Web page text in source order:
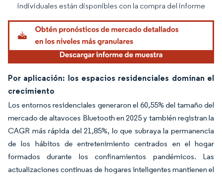
individuales están disponibles con la compra del informe
Por aplicación: los espacios residenciales dominan el
crecimiento
Los entornos residenciales generaron el 60,55% del tamaño del
mercado de altavoces Bluetooth en 2025 y también registran la
CAGR más rápida del 21,85%, lo que subraya la permanencia
de los hábitos de entretenimiento centrados en el hogar
formados durante los confinamientos pandémicos. Las
actualizaciones continuas de hogares inteligentes mantienen el